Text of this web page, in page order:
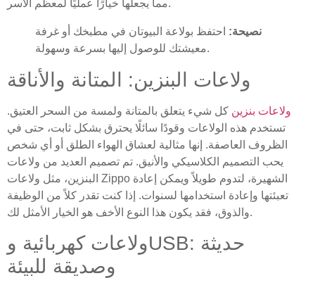
مما يجعلها خيارًا عمليًا لمعظم الأسر.
نصيحة: احتفظ بولاعة البيوتان في مطبخك أو غرفة
معيشتك للوصول إليها بسرعة وسهولة.
ولاعات البنزين: المتانة والأناقة
ولاعات بنزين كل شيء يتعلق بالمتانة ولمسة من السحر العتيق.
تستخدم هذه الولاعات وقودًا سائلًا يحترق بشكل ثابت، حتى في
الظروف العاصفة. إنها مثالية لعشاق الهواء الطلق أو أي شخص
يحب التصميم الكلاسيكي والأنيق. تم تصميم العديد من ولاعات
البنزين، مثل ولاعات Zippo الشهيرة، لتدوم طويلاً ويمكن إعادة
تعبئتها وإعادة استخدامها لسنوات. إذا كنت تقدر كلاً من الوظيفة
والذوق، فقد يكون هذا النوع الأخف هو الخيار الأمثل لك.
ولاعات كهربائية وUSB: حديثة